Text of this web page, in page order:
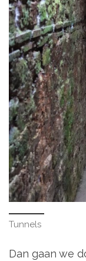
Tunnels
Dan gaan we